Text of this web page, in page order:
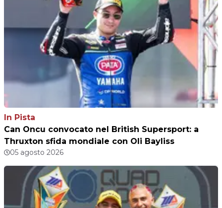
In Pista
Can Oncu convocato nel British Supersport: a
Thruxton sfida mondiale con Oli Bayliss
05 agosto 2026